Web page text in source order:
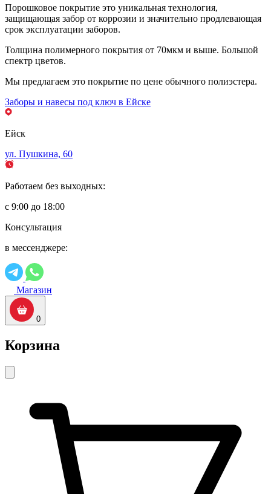
Порошковое покрытие это уникальная технология,
защищающая забор от коррозии и значительно продлевающая
срок эксплуатации заборов.
Толщина полимерного покрытия от 70мкм и выше. Большой
спектр цветов.
Мы предлагаем это покрытие по цене обычного полиэстера.
Заборы и навесы под ключ в Ейске
Ейск
ул. Пушкина, 60
Работаем без выходных:
с 9:00 до 18:00
Консультация
в мессенджере:
Магазин
0
Корзина